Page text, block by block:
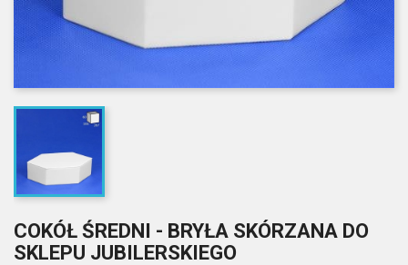
COKÓŁ ŚREDNI - BRYŁA SKÓRZANA DO
SKLEPU JUBILERSKIEGO